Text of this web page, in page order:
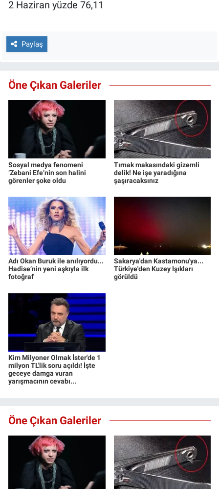
2 Haziran yüzde 76,11
Paylaş
Öne Çıkan Galeriler
Sosyal medya fenomeni
‘Zebani Efe’nin son halini
görenler şoke oldu
Tırnak makasındaki gizemli
delik! Ne işe yaradığına
şaşıracaksınız
Adı Okan Buruk ile anılıyordu...
Hadise’nin yeni aşkıyla ilk
fotoğraf
Sakarya'dan Kastamonu'ya...
Türkiye'den Kuzey Işıkları
görüldü
Kim Milyoner Olmak İster'de 1
milyon TL'lik soru açıldı! İşte
geceye damga vuran
yarışmacının cevabı...
Öne Çıkan Galeriler